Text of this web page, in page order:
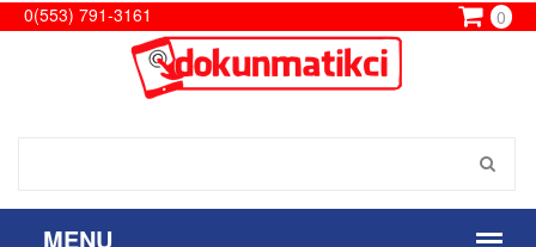
0(553) 791-3161 0